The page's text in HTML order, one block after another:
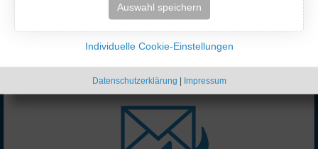
46 % 54 %
Online-Anzeigen:
Auswahl speichern
Individuelle Cookie-Einstellungen
Datenschutzerklärung | Impressum